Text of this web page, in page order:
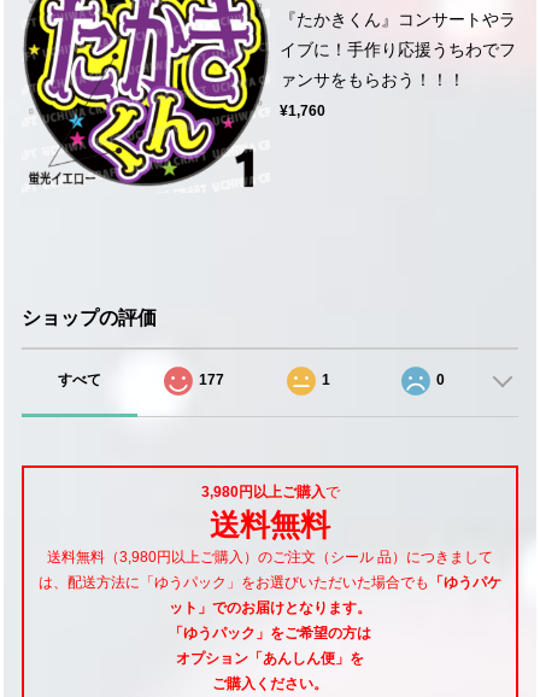
『たかきくん』コンサートやラ
イブに！手作り応援うちわでフ
ァンサをもらおう！！！
¥1,760
ショップの評価
すべて 177 1 0
3,980円以上ご購入で
送料無料
送料無料（3,980円以上ご購入）のご注文（シール 品）につきまして
は、配送方法に「ゆうパック」をお選びいただいた場合でも
「ゆうパケ
ット」でのお届けとなります。
「ゆうパック」をご希望の方は
オプション「あんしん便」 を
ご購入ください。